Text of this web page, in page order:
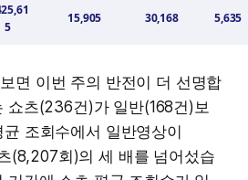
5
15,905 30,168 5,635
면 이번 주의 반전이 더 선명합
쇼츠(236건)가 일반(168건)보
조회수에서 일반영상이
(8,207회)의 세 배를 넘어섰습